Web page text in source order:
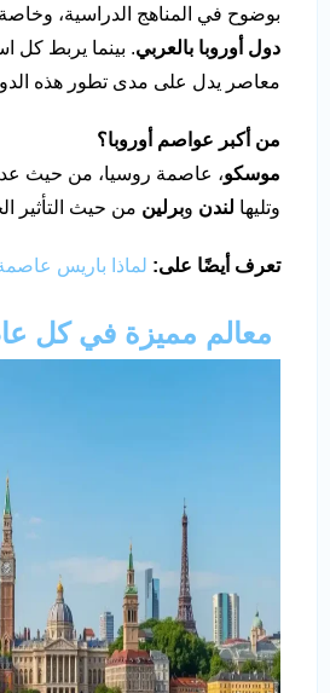
بوضوح في المناهج الدراسية،
دول أوروبا بالعربي. بينما يربط
معاصر يدل على مدى تطور هذه
من أكبر عواصم أوروبا؟
موسكو، عاصمة روسيا، من حيث
وتليها لندن وبرلين من حيث التأثير
تعرف أيضًا على: لماذا باريس
معالم مميزة في كل